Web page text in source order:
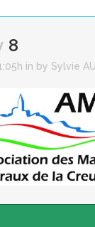
8
in by Sylvie